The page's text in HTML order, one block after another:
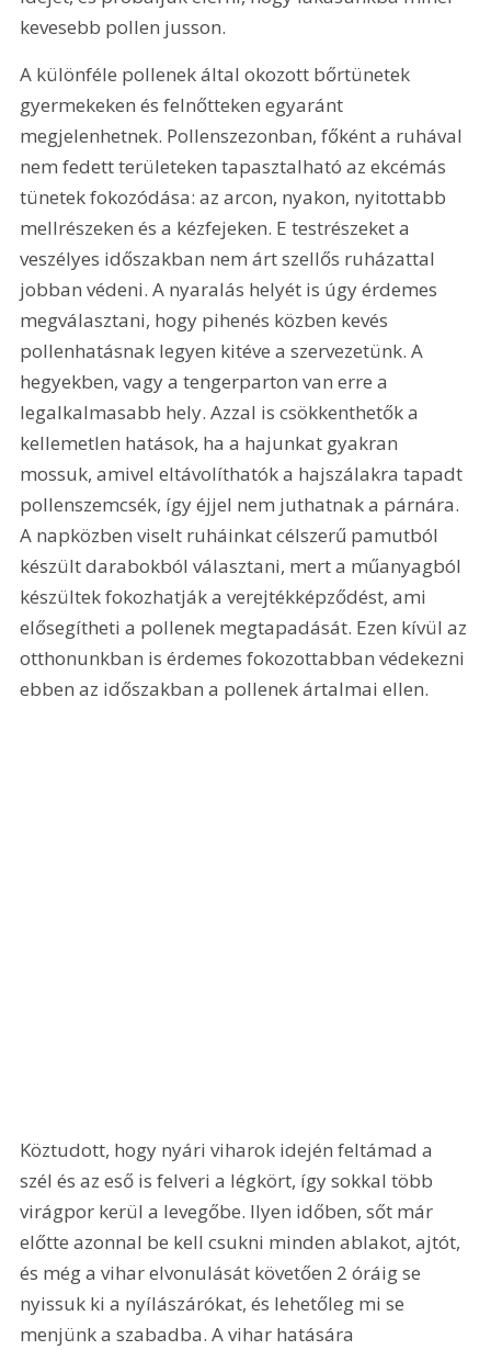
kevesebb pollen jusson.
A különféle pollenek által okozott bőrtünetek
gyermekeken és felnőtteken egyaránt
megjelenhetnek. Pollenszezonban, főként a ruhával
nem fedett területeken tapasztalható az ekcémás
tünetek fokozódása: az arcon, nyakon, nyitottabb
mellrészeken és a kézfejeken. E testrészeket a
veszélyes időszakban nem árt szellős ruházattal
jobban védeni. A nyaralás helyét is úgy érdemes
megválasztani, hogy pihenés közben kevés
pollenhatásnak legyen kitéve a szervezetünk. A
hegyekben, vagy a tengerparton van erre a
legalkalmasabb hely. Azzal is csökkenthetők a
kellemetlen hatások, ha a hajunkat gyakran
mossuk, amivel eltávolíthatók a hajszálakra tapadt
pollenszemcsék, így éjjel nem juthatnak a párnára.
A napközben viselt ruháinkat célszerű pamutból
készült darabokból választani, mert a műanyagból
készültek fokozhatják a verejtékképződést, ami
elősegítheti a pollenek megtapadását. Ezen kívül az
otthonunkban is érdemes fokozottabban védekezni
ebben az időszakban a pollenek ártalmai ellen.
Köztudott, hogy nyári viharok idején feltámad a
szél és az eső is felveri a légkört, így sokkal több
virágpor kerül a levegőbe. Ilyen időben, sőt már
előtte azonnal be kell csukni minden ablakot, ajtót,
és még a vihar elvonulását követően 2 óráig se
nyissuk ki a nyílászárókat, és lehetőleg mi se
menjünk a szabadba. A vihar hatására